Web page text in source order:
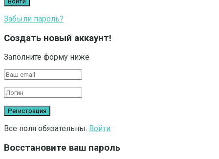
Забыли пароль?
Создать новый аккаунт!
Заполните форму ниже
Все поля обязательны. Войти
Восстановите ваш пароль